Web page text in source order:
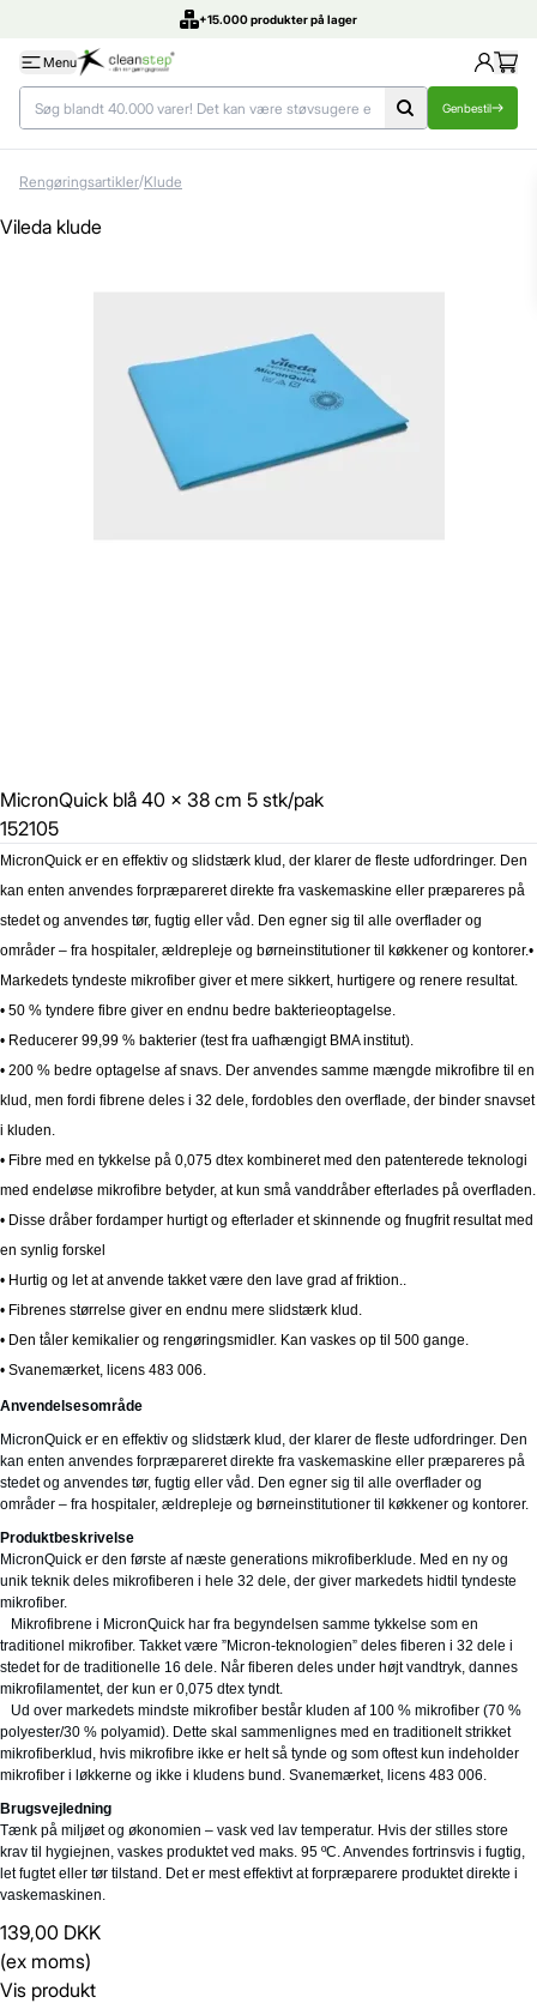
DK's bedste priser
Menu
Genbestil
Rengøringsartikler/Klude
Vileda klude
MicronQuick blå 40 x 38 cm 5 stk/pak
152105
MicronQuick er en effektiv og slidstærk klud, der klarer de fleste udfordringer. Den
kan enten anvendes forpræpareret direkte fra vaskemaskine eller præpareres på
stedet og anvendes tør, fugtig eller våd. Den egner sig til alle overflader og
områder – fra hospitaler, ældrepleje og børneinstitutioner til køkkener og kontorer.•
Markedets tyndeste mikrofiber giver et mere sikkert, hurtigere og renere resultat.
• 50 % tyndere fibre giver en endnu bedre bakterieoptagelse.
• Reducerer 99,99 % bakterier (test fra uafhængigt BMA institut).
• 200 % bedre optagelse af snavs. Der anvendes samme mængde mikrofibre til en
klud, men fordi fibrene deles i 32 dele, fordobles den overflade, der binder snavset
i kluden.
• Fibre med en tykkelse på 0,075 dtex kombineret med den patenterede teknologi
med endeløse mikrofibre betyder, at kun små vanddråber efterlades på overfladen.
• Disse dråber fordamper hurtigt og efterlader et skinnende og fnugfrit resultat med
en synlig forskel
• Hurtig og let at anvende takket være den lave grad af friktion..
• Fibrenes størrelse giver en endnu mere slidstærk klud.
• Den tåler kemikalier og rengøringsmidler. Kan vaskes op til 500 gange.
• Svanemærket, licens 483 006.
Anvendelsesområde
MicronQuick er en effektiv og slidstærk klud, der klarer de fleste udfordringer. Den
kan enten anvendes forpræpareret direkte fra vaskemaskine eller præpareres på
stedet og anvendes tør, fugtig eller våd. Den egner sig til alle overflader og
områder – fra hospitaler, ældrepleje og børneinstitutioner til køkkener og kontorer.
Produktbeskrivelse
MicronQuick er den første af næste generations mikrofiberklude. Med en ny og
unik teknik deles mikrofiberen i hele 32 dele, der giver markedets hidtil tyndeste
mikrofiber.
Mikrofibrene i MicronQuick har fra begyndelsen samme tykkelse som en
traditionel mikrofiber. Takket være ”Micron-teknologien” deles fiberen i 32 dele i
stedet for de traditionelle 16 dele. Når fiberen deles under højt vandtryk, dannes
mikrofilamentet, der kun er 0,075 dtex tyndt.
Ud over markedets mindste mikrofiber består kluden af 100 % mikrofiber (70 %
polyester/30 % polyamid). Dette skal sammenlignes med en traditionelt strikket
mikrofiberklud, hvis mikrofibre ikke er helt så tynde og som oftest kun indeholder
mikrofiber i løkkerne og ikke i kludens bund. Svanemærket, licens 483 006.
Brugsvejledning
Tænk på miljøet og økonomien – vask ved lav temperatur. Hvis der stilles store
krav til hygiejnen, vaskes produktet ved maks. 95 ºC. Anvendes fortrinsvis i fugtig,
let fugtet eller tør tilstand. Det er mest effektivt at forpræparere produktet direkte i
vaskemaskinen.
139,00 DKK
(ex moms)
Vis produkt